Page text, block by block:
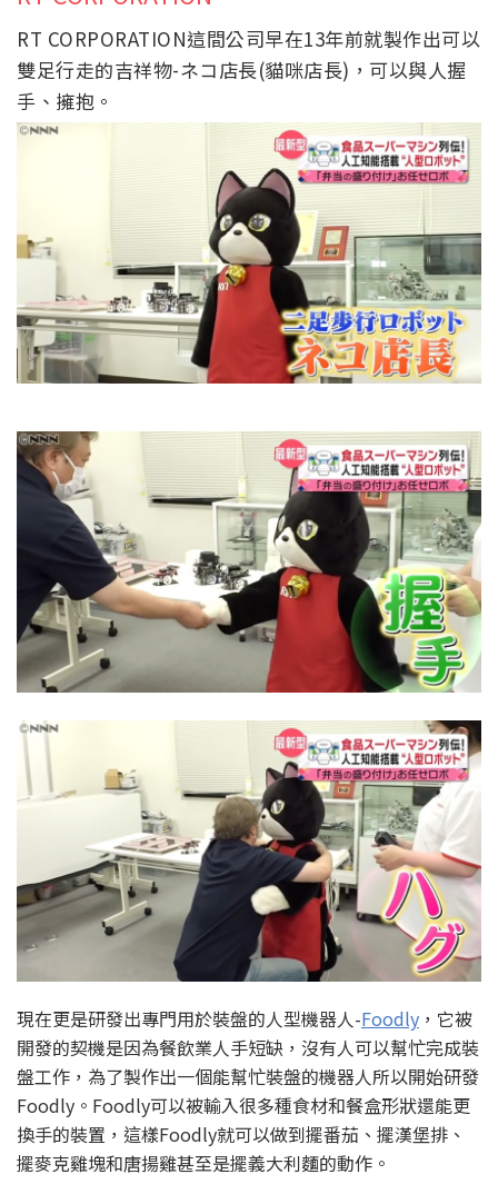
RT CORPORATION這間公司早在13年前就製作出可以
雙足行走的吉祥物-ネコ店長(貓咪店長)，可以與人握
手、擁抱。
現在更是研發出專門用於裝盤的人型機器人-Foodly ，它被
開發的契機是因為餐飲業人手短缺，沒有人可以幫忙完成裝
盤工作，為了製作出一個能幫忙裝盤的機器人所以開始研發
Foodly。Foodly可以被輸入很多種食材和餐盒形狀還能更
換手的裝置，這樣Foodly就可以做到擺番茄、擺漢堡排、
擺麥克雞塊和唐揚雞甚至是擺義大利麵的動作。